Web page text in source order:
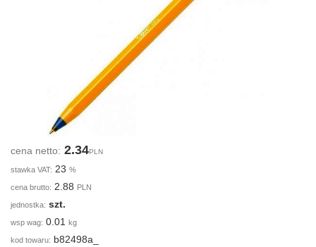
cena netto: 2.34PLN
stawka VAT: 23 %
cena brutto: 2.88 PLN
jednostka: szt.
wsp wag: 0.01 kg
kod towaru: b82498a_